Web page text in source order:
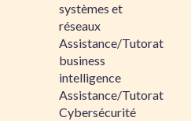
systèmes et
réseaux
Assistance/Tutorat
business
intelligence
Assistance/Tutorat
Cybersécurité